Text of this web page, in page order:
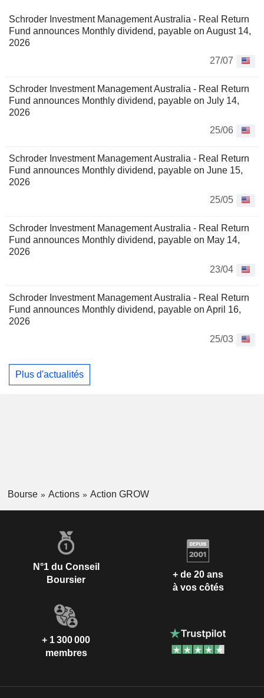
Schroder Investment Management Australia - Real Return
Fund announces Monthly dividend, payable on August 14,
2026
27/07
Schroder Investment Management Australia - Real Return
Fund announces Monthly dividend, payable on July 14,
2026
25/06
Schroder Investment Management Australia - Real Return
Fund announces Monthly dividend, payable on June 15,
2026
25/05
Schroder Investment Management Australia - Real Return
Fund announces Monthly dividend, payable on May 14,
2026
23/04
Schroder Investment Management Australia - Real Return
Fund announces Monthly dividend, payable on April 16,
2026
25/03
Plus d'actualités
Bourse Actions Action GROW
N°1 du Conseil
Boursier
+ de 20 ans
à vos côtés
+ 1 300 000
membres